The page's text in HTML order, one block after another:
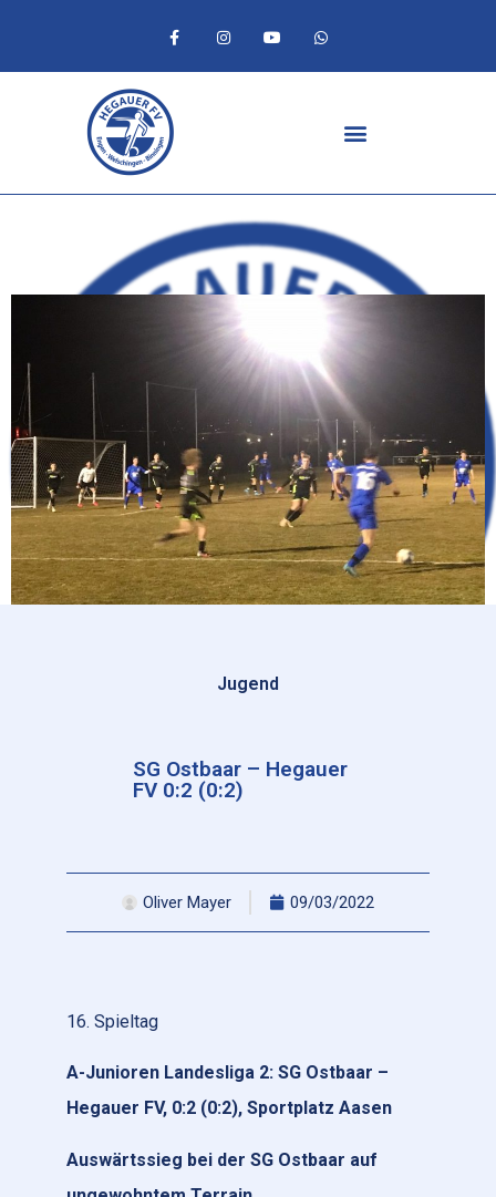
Jugend
SG Ostbaar – Hegauer
FV 0:2 (0:2)
Oliver Mayer 09/03/2022
16. Spieltag
A-Junioren Landesliga 2: SG Ostbaar –
Hegauer FV, 0:2 (0:2), Sportplatz Aasen
Auswärtssieg bei der SG Ostbaar auf